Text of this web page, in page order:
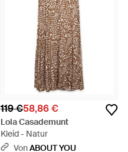
119 €58,86 €
Lola Casademunt
Kleid - Natur
VonABOUT YOU